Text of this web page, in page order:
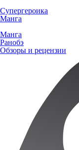
Супергероика
Манга
Манга
Ранобэ
Обзоры и рецензии